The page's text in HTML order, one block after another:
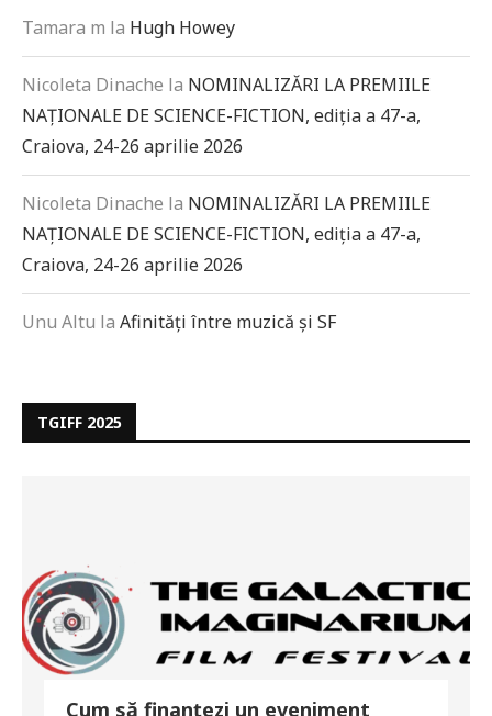
Tamara m la Hugh Howey
Nicoleta Dinache la NOMINALIZĂRI LA PREMIILE
NAȚIONALE DE SCIENCE-FICTION, ediția a 47-a,
Craiova, 24-26 aprilie 2026
Nicoleta Dinache la NOMINALIZĂRI LA PREMIILE
NAȚIONALE DE SCIENCE-FICTION, ediția a 47-a,
Craiova, 24-26 aprilie 2026
Unu Altu la Afinități între muzică și SF
TGIFF 2025
Cum să finanțezi un eveniment